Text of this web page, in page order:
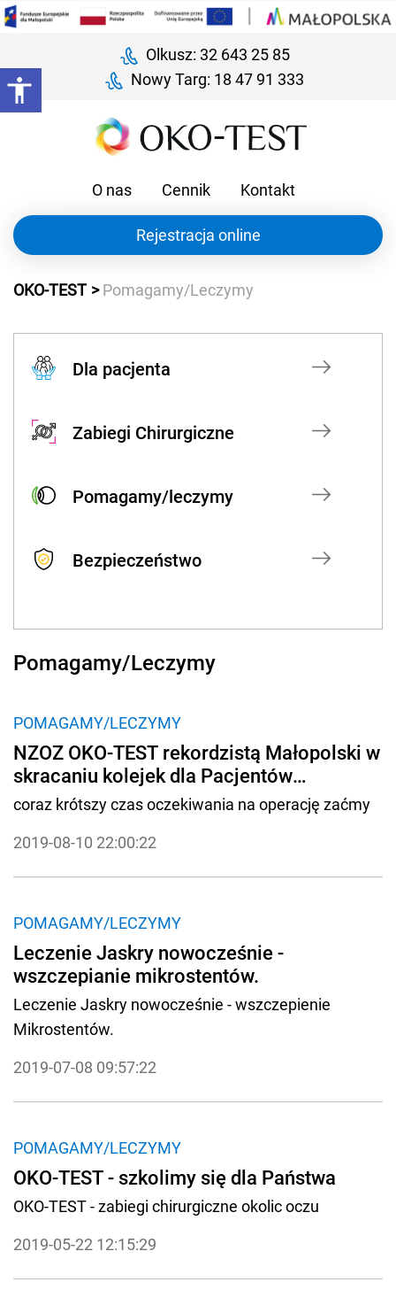
Olkusz: 32 643 25 85
Nowy Targ: 18 47 91 333
O nas Cennik Kontakt
Rejestracja online
OKO-TEST Pomagamy/Leczymy
Dla pacjenta
Zabiegi Chirurgiczne
Pomagamy/leczymy
Bezpieczeństwo
Pomagamy/Leczymy
POMAGAMY/LECZYMY
NZOZ OKO-TEST rekordzistą Małopolski w
skracaniu kolejek dla Pacjentów
oczekujących na operację zaćmy
coraz krótszy czas oczekiwania na operację zaćmy
2019-08-10 22:00:22
POMAGAMY/LECZYMY
Leczenie Jaskry nowocześnie -
wszczepianie mikrostentów.
Leczenie Jaskry nowocześnie - wszczepienie
Mikrostentów.
2019-07-08 09:57:22
POMAGAMY/LECZYMY
OKO-TEST - szkolimy się dla Państwa
OKO-TEST - zabiegi chirurgiczne okolic oczu
2019-05-22 12:15:29